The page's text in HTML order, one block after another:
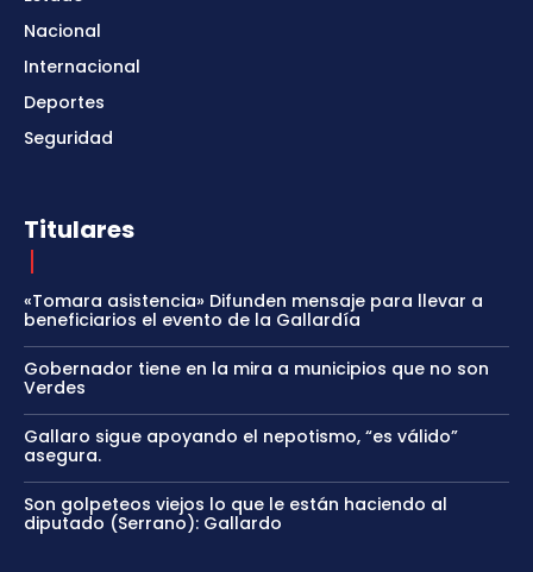
Nacional
Internacional
Deportes
Seguridad
Titulares
«Tomara asistencia» Difunden mensaje para llevar a
beneficiarios el evento de la Gallardía
Gobernador tiene en la mira a municipios que no son
Verdes
Gallaro sigue apoyando el nepotismo, “es válido”
asegura.
Son golpeteos viejos lo que le están haciendo al
diputado (Serrano): Gallardo